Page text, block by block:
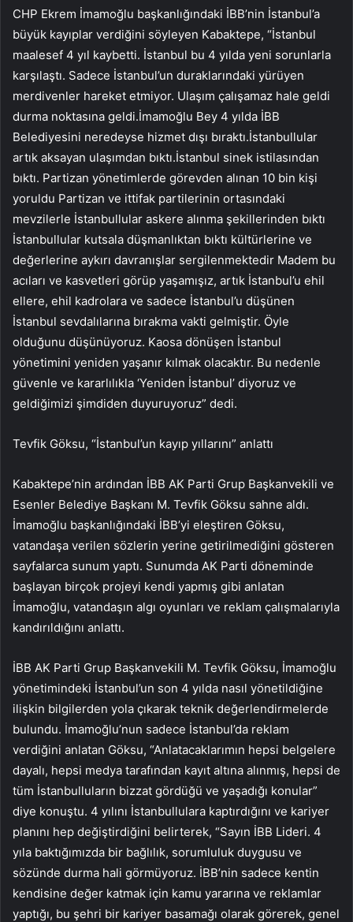
CHP Ekrem İmamoğlu başkanlığındaki İBB’nin İstanbul’a
büyük kayıplar verdiğini söyleyen Kabaktepe, “İstanbul
maalesef 4 yıl kaybetti. İstanbul bu 4 yılda yeni sorunlarla
karşılaştı. Sadece İstanbul’un duraklarındaki yürüyen
merdivenler hareket etmiyor. Ulaşım çalışamaz hale geldi
durma noktasına geldi.İmamoğlu Bey 4 yılda İBB
Belediyesini neredeyse hizmet dışı bıraktı.İstanbullular
artık aksayan ulaşımdan bıktı.İstanbul sinek istilasından
bıktı. Partizan yönetimlerde görevden alınan 10 bin kişi
yoruldu Partizan ve ittifak partilerinin ortasındaki
mevzilerle İstanbullular askere alınma şekillerinden bıktı
İstanbullular kutsala düşmanlıktan bıktı kültürlerine ve
değerlerine aykırı davranışlar sergilenmektedir Madem bu
acıları ve kasvetleri görüp yaşamışız, artık İstanbul’u ehil
ellere, ehil kadrolara ve sadece İstanbul’u düşünen
İstanbul sevdalılarına bırakma vakti gelmiştir. Öyle
olduğunu düşünüyoruz. Kaosa dönüşen İstanbul
yönetimini yeniden yaşanır kılmak olacaktır. Bu nedenle
güvenle ve kararlılıkla ‘Yeniden İstanbul’ diyoruz ve
geldiğimizi şimdiden duyuruyoruz” dedi.
Tevfik Göksu, “İstanbul’un kayıp yıllarını” anlattı
Kabaktepe’nin ardından İBB AK Parti Grup Başkanvekili ve
Esenler Belediye Başkanı M. Tevfik Göksu sahne aldı.
İmamoğlu başkanlığındaki İBB’yi eleştiren Göksu,
vatandaşa verilen sözlerin yerine getirilmediğini gösteren
sayfalarca sunum yaptı. Sunumda AK Parti döneminde
başlayan birçok projeyi kendi yapmış gibi anlatan
İmamoğlu, vatandaşın algı oyunları ve reklam çalışmalarıyla
kandırıldığını anlattı.
İBB AK Parti Grup Başkanvekili M. Tevfik Göksu, İmamoğlu
yönetimindeki İstanbul’un son 4 yılda nasıl yönetildiğine
ilişkin bilgilerden yola çıkarak teknik değerlendirmelerde
bulundu. İmamoğlu’nun sadece İstanbul’da reklam
verdiğini anlatan Göksu, “Anlatacaklarımın hepsi belgelere
dayalı, hepsi medya tarafından kayıt altına alınmış, hepsi de
tüm İstanbulluların bizzat gördüğü ve yaşadığı konular”
diye konuştu. 4 yılını İstanbullulara kaptırdığını ve kariyer
planını hep değiştirdiğini belirterek, “Sayın İBB Lideri. 4
yıla baktığımızda bir bağlılık, sorumluluk duygusu ve
sözünde durma hali görmüyoruz. İBB’nin sadece kentin
kendisine değer katmak için kamu yararına ve reklamlar
yaptığı, bu şehri bir kariyer basamağı olarak görerek, genel